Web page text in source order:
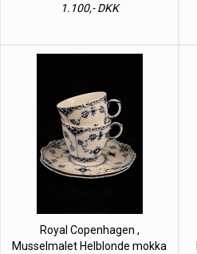
1.100,- DKK
Royal Copenhagen ,
Musselmalet Helblonde mokka